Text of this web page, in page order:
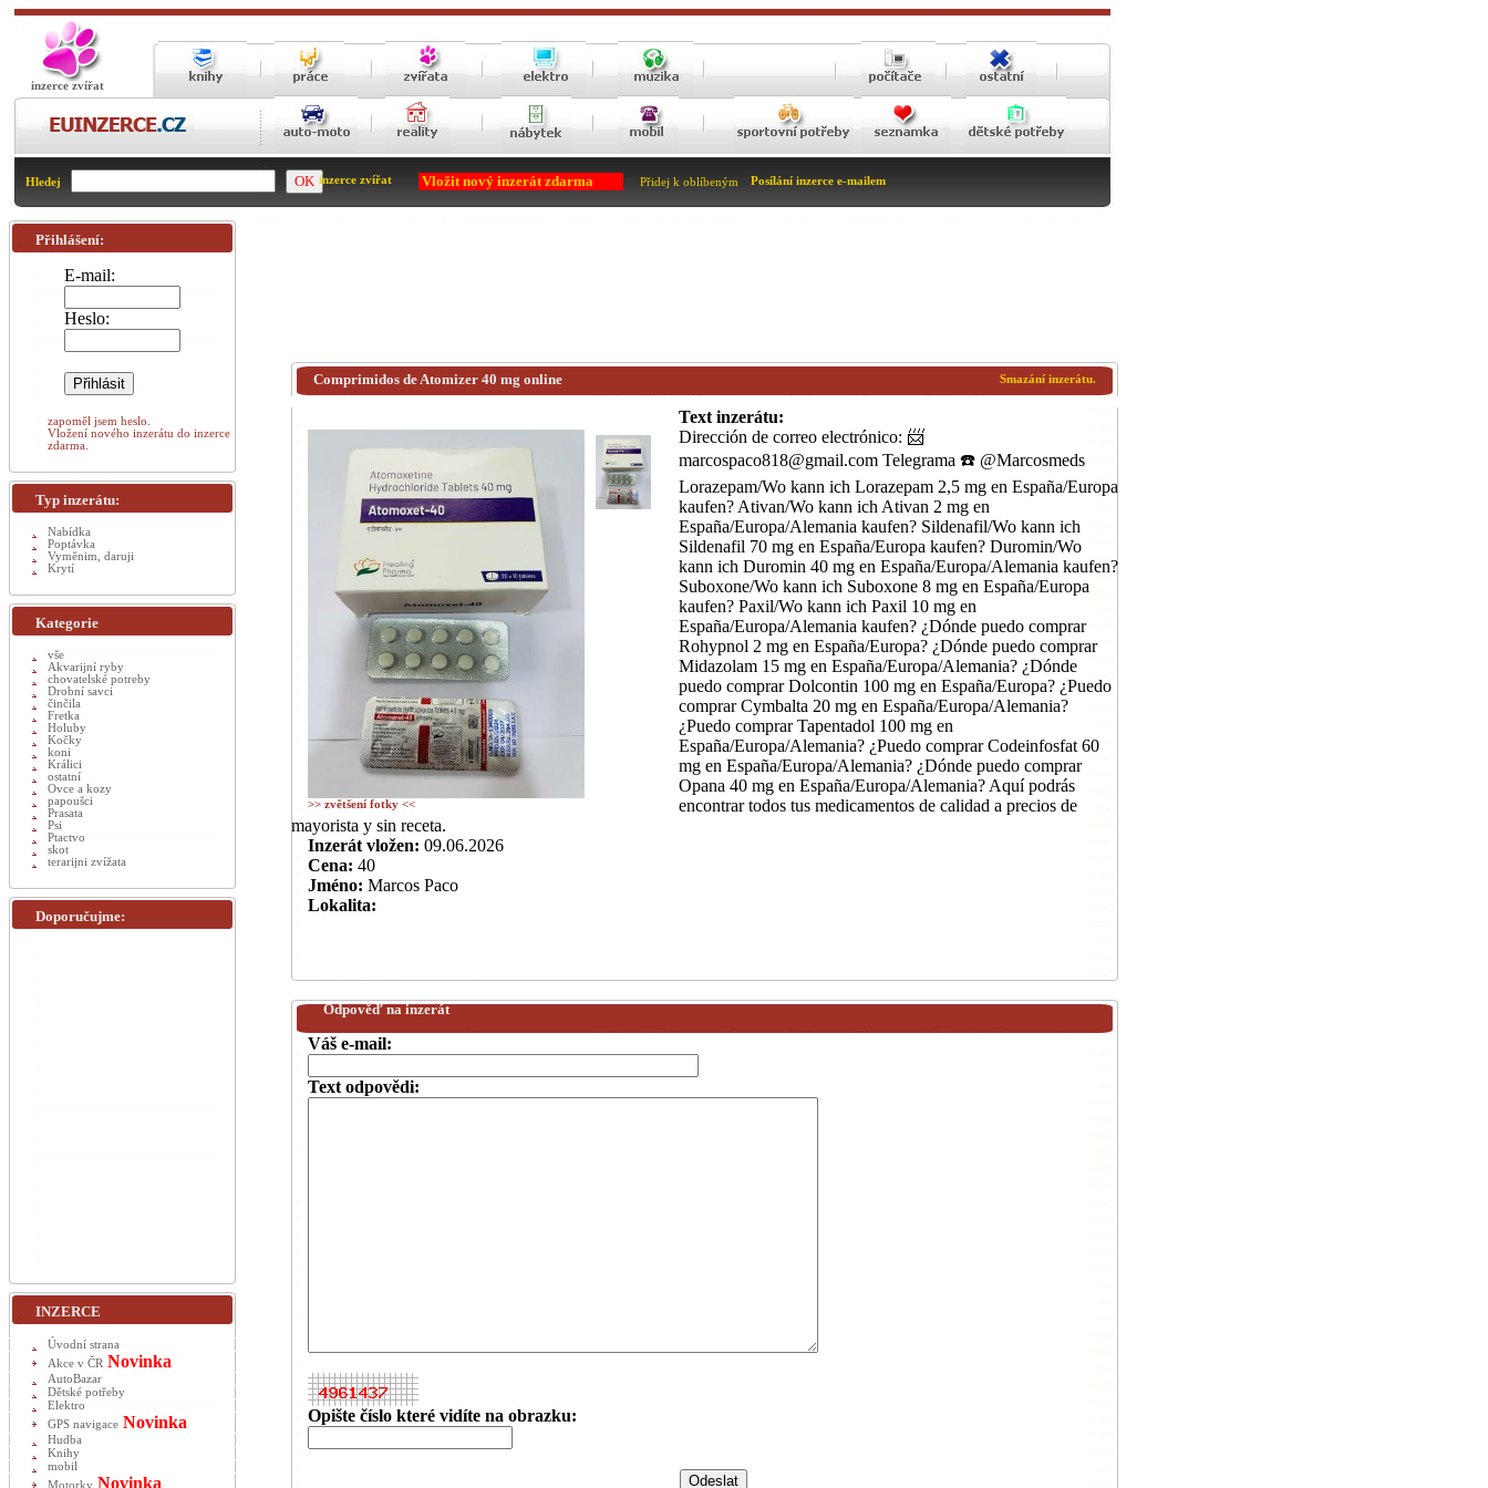
inzerce zvířat
Hledej inzerce zvířat Vložit nový inzerát zdarma Přidej k oblíbeným Posílání inzerce e-mailem
Smazání inzerátu.
Comprimidos de Atomizer 40 mg online
>> zvětšení fotky <<
Text inzerátu:
Dirección de correo electrónico: 📨
marcospaco818@gmail.com Telegrama ☎️ @Marcosmeds
Lorazepam/Wo kann ich Lorazepam 2,5 mg en España/Europa
kaufen? Ativan/Wo kann ich Ativan 2 mg en
España/Europa/Alemania kaufen? Sildenafil/Wo kann ich
Sildenafil 70 mg en España/Europa kaufen? Duromin/Wo
kann ich Duromin 40 mg en España/Europa/Alemania kaufen?
Suboxone/Wo kann ich Suboxone 8 mg en España/Europa
kaufen? Paxil/Wo kann ich Paxil 10 mg en
España/Europa/Alemania kaufen? ¿Dónde puedo comprar
Rohypnol 2 mg en España/Europa? ¿Dónde puedo comprar
Midazolam 15 mg en España/Europa/Alemania? ¿Dónde
puedo comprar Dolcontin 100 mg en España/Europa? ¿Puedo
comprar Cymbalta 20 mg en España/Europa/Alemania?
¿Puedo comprar Tapentadol 100 mg en
España/Europa/Alemania? ¿Puedo comprar Codeinfosfat 60
mg en España/Europa/Alemania? ¿Dónde puedo comprar
Opana 40 mg en España/Europa/Alemania? Aquí podrás
encontrar todos tus medicamentos de calidad a precios de
mayorista y sin receta.
Inzerát vložen: 09.06.2026
Cena: 40
Jméno: Marcos Paco
Lokalita:
Odpověď na inzerát
Váš e-mail:
Text odpovědi:
Opište číslo které vidíte na obrazku:
Přihlášení:
E-mail:
Heslo:
zapoměl jsem heslo.
Vložení nového inzerátu do inzerce
zdarma.
Typ inzerátu:
Nabídka
Poptávka
Vyměnim, daruji
Krytí
Kategorie
vše
Akvarijní ryby
chovatelské potreby
Drobní savci
činčila
Fretka
Holuby
Kočky
koni
Králici
ostatní
Ovce a kozy
papoušci
Prasata
Psi
Ptactvo
skot
terarijni zvížata
Doporučujme:
INZERCE
Úvodní strana
Akce v ČR Novinka
AutoBazar
Dětské potřeby
Elektro
GPS navigace Novinka
Hudba
Knihy
mobil
Motorky Novinka